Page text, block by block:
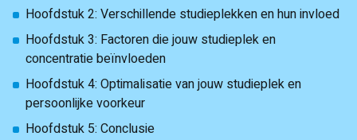
Hoofdstuk 2: Verschillende studieplekken en hun invloed
Hoofdstuk 3: Factoren die jouw studieplek en
concentratie beïnvloeden
Hoofdstuk 4: Optimalisatie van jouw studieplek en
persoonlijke voorkeur
Hoofdstuk 5: Conclusie